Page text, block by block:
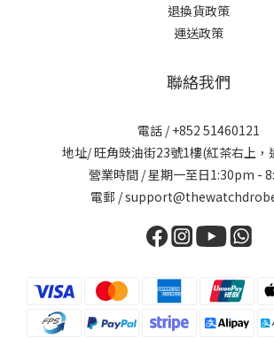
退換貨政策
運送政策
聯絡我們
電話 / +852 51460121
地址/ 旺角豉油街23號1樓(紅茶右上，
營業時間 / 星期一至日1:30pm -
電郵 /